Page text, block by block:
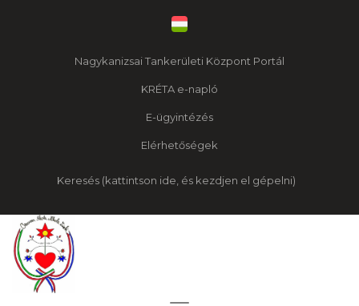
Nagykanizsai Tankerületi Központ Portál
KRÉTA e-napló
E-ügyintézés
Elérhetőségek
Keresés